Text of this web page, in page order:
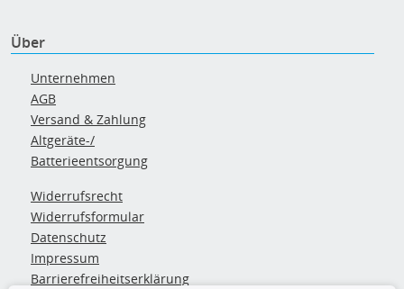
Über
Unternehmen
AGB
Versand & Zahlung
Altgeräte-/
Batterieentsorgung
Widerrufsrecht
Widerrufsformular
Datenschutz
Impressum
Barrierefreiheitserklärung